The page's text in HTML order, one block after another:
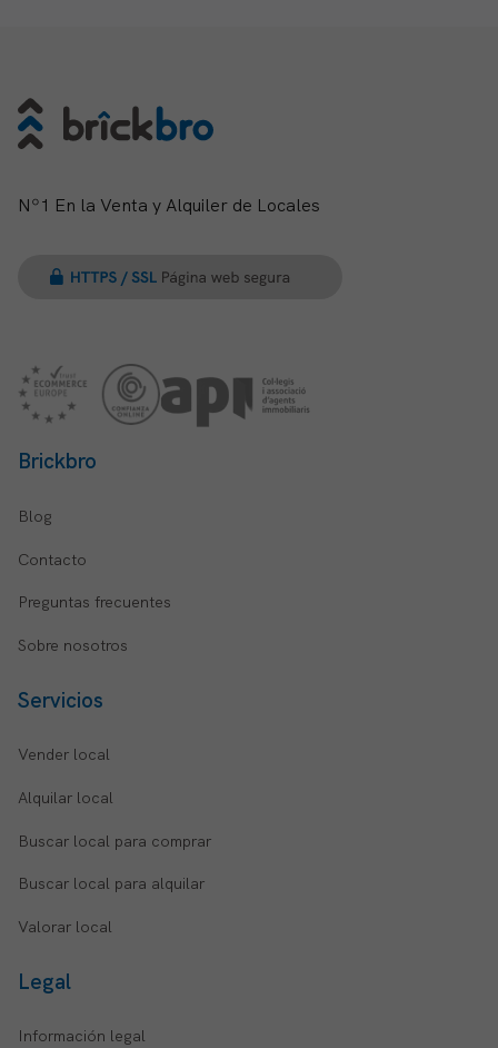
Nº1 En la Venta y Alquiler de Locales
Brickbro
Blog
Contacto
Preguntas frecuentes
Sobre nosotros
Servicios
Vender local
Alquilar local
Buscar local para comprar
Buscar local para alquilar
Valorar local
Legal
Información legal